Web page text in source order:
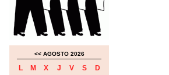
<< AGOSTO 2026
L M X J V S D